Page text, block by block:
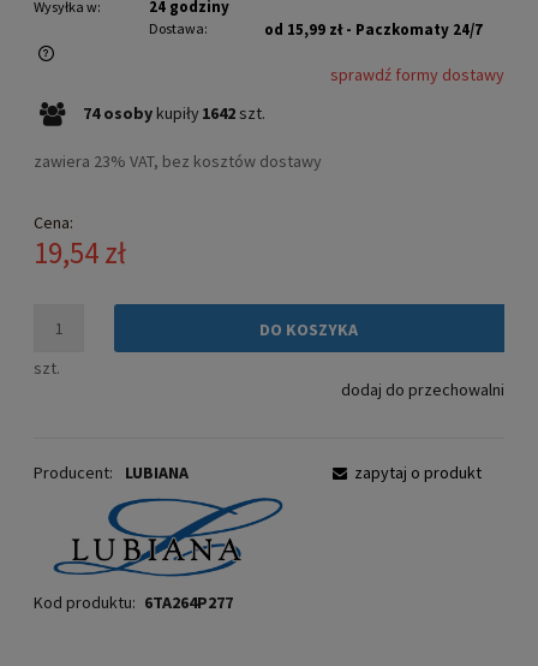
Wysyłka w: 24 godziny
Dostawa: od 15,99 zł - Paczkomaty 24/7
Cena nie zawiera ewentualnych kosztów płatności
sprawdź formy dostawy
74 osoby kupiły 1642 szt.
zawiera 23% VAT, bez kosztów dostawy
Cena:
19,54 zł
szt.
DO KOSZYKA
dodaj do przechowalni
Producent: LUBIANA
Kod produktu: 6TA264P277
zapytaj o produkt